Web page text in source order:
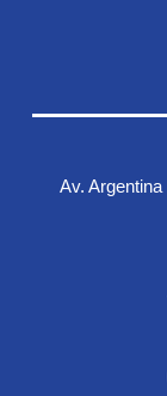
Av.